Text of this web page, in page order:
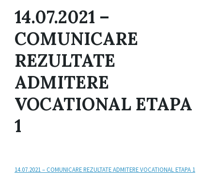
14.07.2021 –
COMUNICARE
REZULTATE
ADMITERE
VOCATIONAL ETAPA
1
14.07.2021 – COMUNICARE REZULTATE ADMITERE VOCATIONAL ETAPA 1